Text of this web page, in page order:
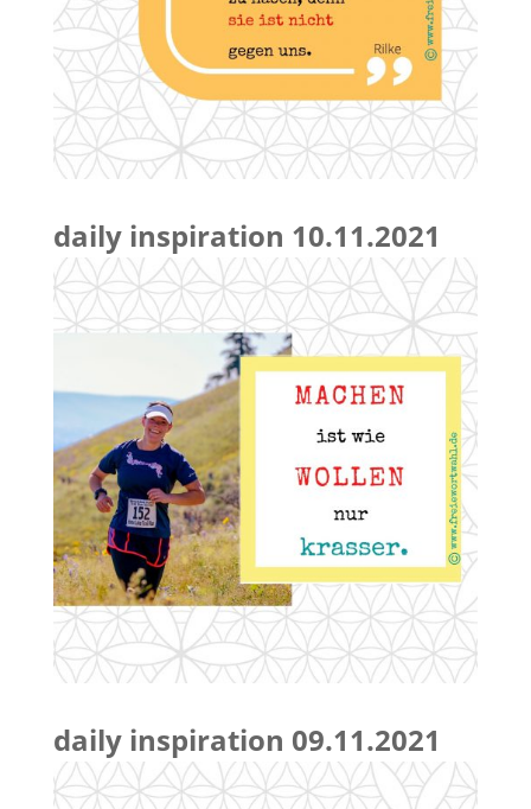
daily inspiration 10.11.2021
daily inspiration 09.11.2021